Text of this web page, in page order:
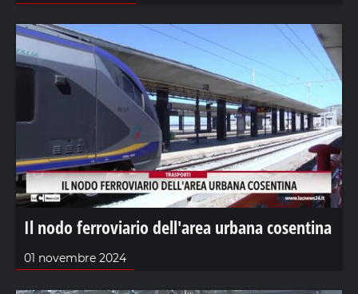
Il nodo ferroviario dell'area urbana cosentina
01 novembre 2024